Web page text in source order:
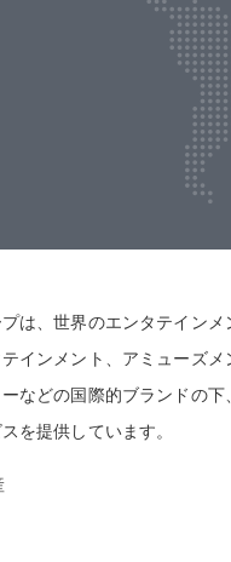
は、世界のエンタテイン
インメント、アミューズ
などの国際的ブランドの
を提供しています。